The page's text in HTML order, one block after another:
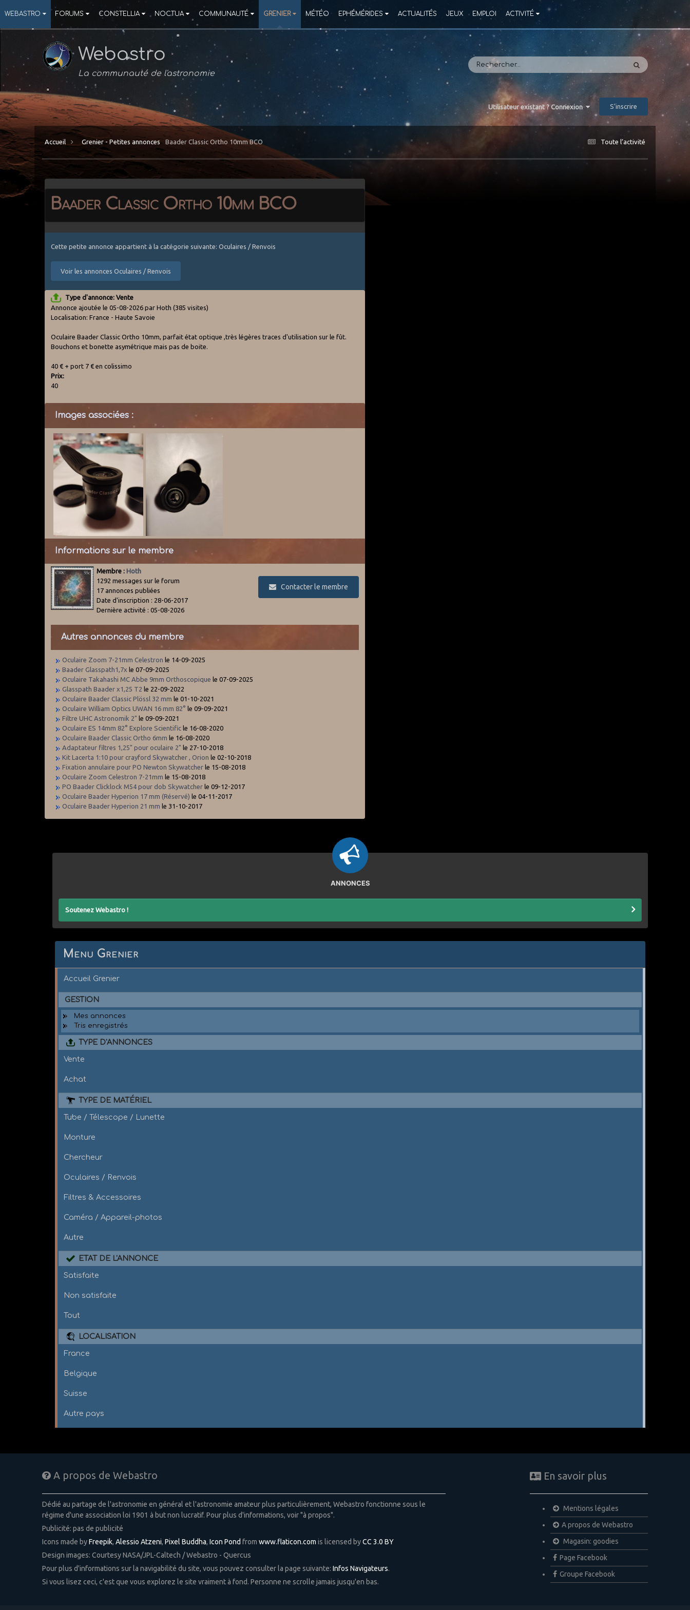
WEBASTRO FORUMS CONSTELLIA NOCTUA COMMUNAUTÉ GRENIER MÉTÉO EPHÉMÉRIDES ACTUALITÉS JEUX EMPLOI ACTIVITÉ
Webastro
La communauté de l'astronomie
Utilisateur existant ? Connexion S’inscrire
Toute l’activité
Accueil Grenier - Petites annonces Baader Classic Ortho 10mm BCO
Baader Classic Ortho 10mm BCO
Cette petite annonce appartient à la catégorie suivante: Oculaires / Renvois
Voir les annonces Oculaires / Renvois
Type d'annonce: Vente
Annonce ajoutée le 05-08-2026 par Hoth(385 visites)
Localisation: France - Haute Savoie
Oculaire Baader Classic Ortho 10mm, parfait état optique ,très légères traces d'utilisation sur le fût.
Bouchons et bonette asymétrique mais pas de boite.
40 € + port 7 € en colissimo
Prix:
40
Images associées :
Informations sur le membre
Membre : Hoth
1292 messages sur le forum
17 annonces publiées
Date d'inscription : 28-06-2017
Dernière activité : 05-08-2026
Contacter le membre
Autres annonces du membre
Oculaire Zoom 7-21mm Celestron le 14-09-2025
Baader Glasspath1,7x le 07-09-2025
Oculaire Takahashi MC Abbe 9mm Orthoscopique le 07-09-2025
Glasspath Baader x1,25 T2 le 22-09-2022
Oculaire Baader Classic Plössl 32 mm le 01-10-2021
Oculaire William Optics UWAN 16 mm 82° le 09-09-2021
Filtre UHC Astronomik 2" le 09-09-2021
Oculaire ES 14mm 82° Explore Scientific le 16-08-2020
Oculaire Baader Classic Ortho 6mm le 16-08-2020
Adaptateur filtres 1,25" pour oculaire 2" le 27-10-2018
Kit Lacerta 1:10 pour crayford Skywatcher , Orion le 02-10-2018
Fixation annulaire pour PO Newton Skywatcher le 15-08-2018
Oculaire Zoom Celestron 7-21mm le 15-08-2018
PO Baader Clicklock M54 pour dob Skywatcher le 09-12-2017
Oculaire Baader Hyperion 17 mm (Réservé) le 04-11-2017
Oculaire Baader Hyperion 21 mm le 31-10-2017
ANNONCES
Soutenez Webastro !
Menu Grenier
Accueil Grenier
GESTION
Mes annonces
Tris enregistrés
TYPE D'ANNONCES
Vente
Achat
TYPE DE MATÉRIEL
Tube / Télescope / Lunette
Monture
Chercheur
Oculaires / Renvois
Filtres & Accessoires
Caméra / Appareil-photos
Autre
ETAT DE L'ANNONCE
Satisfaite
Non satisfaite
Tout
LOCALISATION
France
Belgique
Suisse
Autre pays
A propos de Webastro
Dédié au partage de l'astronomie en général et l'astronomie amateur plus particulièrement, Webastro fonctionne sous le
régime d'une association loi 1901 à but non lucratif. Pour plus d'informations, voir "à propos".
Publicité: pas de publicité
Icons made byFreepik, Alessio Atzeni, Pixel Buddha, Icon Pond from www.flaticon.com is licensed byCC 3.0 BY
Design images: Courtesy NASA/JPL-Caltech / Webastro - Quercus
Pour plus d'informations sur la navigabilité du site, vous pouvez consulter la page suivante: Infos Navigateurs.
Si vous lisez ceci, c'est que vous explorez le site vraiment à fond. Personne ne scrolle jamais jusqu'en bas.
En savoir plus
Mentions légales
A propos de Webastro
Magasin: goodies
Page Facebook
Groupe Facebook